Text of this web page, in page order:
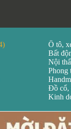
Ô tô,
Bất
Nội
Phong
Đồ cổ,
Kinh